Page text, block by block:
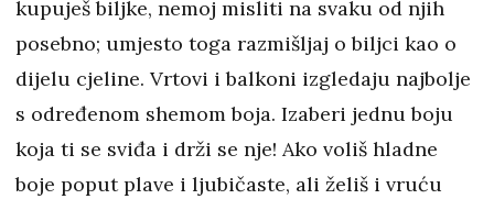
kupuješ biljke, nemoj misliti na svaku od njih
posebno; umjesto toga razmišljaj o biljci kao o
dijelu cjeline. Vrtovi i balkoni izgledaju najbolje
s određenom shemom boja. Izaberi jednu boju
koja ti se sviđa i drži se nje! Ako voliš hladne
boje poput plave i ljubičaste, ali želiš i vruću